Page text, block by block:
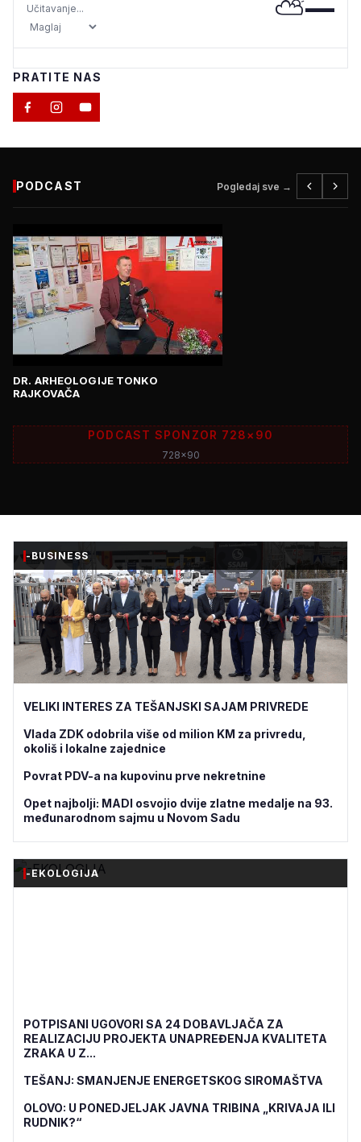
Učitavanje... ⛅—
PRATITE NAS
PODCAST Pogledaj sve →
DR. ARHEOLOGIJE TONKO
RAJKOVAČA
PODCAST SPONZOR 728×90
728x90
-BUSINESS
VELIKI INTERES ZA TEŠANJSKI SAJAM PRIVREDE
Vlada ZDK odobrila više od milion KM za privredu,
okoliš i lokalne zajednice
Povrat PDV-a na kupovinu prve nekretnine
Opet najbolji: MADI osvojio dvije zlatne medalje na 93.
međunarodnom sajmu u Novom Sadu
-EKOLOGIJA
POTPISANI UGOVORI SA 24 DOBAVLJAČA ZA
REALIZACIJU PROJEKTA UNAPREĐENJA KVALITETA
ZRAKA U Z...
TEŠANJ: SMANJENJE ENERGETSKOG SIROMAŠTVA
OLOVO: U PONEDJELJAK JAVNA TRIBINA „KRIVAJA ILI
RUDNIK?“